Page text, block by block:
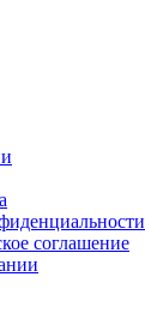
соглашение